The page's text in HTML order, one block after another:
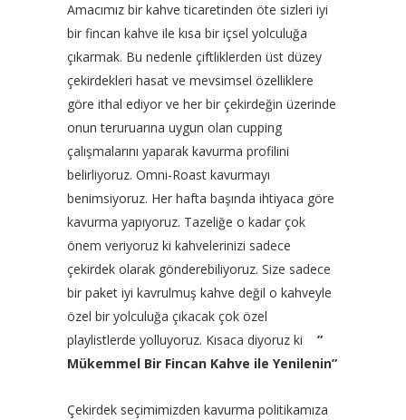
Amacımız bir kahve ticaretinden öte sizleri iyi
bir fincan kahve ile kısa bir içsel yolculuğa
çıkarmak. Bu nedenle çiftliklerden üst düzey
çekirdekleri hasat ve mevsimsel özelliklere
göre ithal ediyor ve her bir çekirdeğin üzerinde
onun teruruarına uygun olan cupping
çalışmalarını yaparak kavurma profilini
belirliyoruz. Omni-Roast kavurmayı
benimsiyoruz. Her hafta başında ihtiyaca göre
kavurma yapıyoruz. Tazeliğe o kadar çok
önem veriyoruz ki kahvelerinizi sadece
çekirdek olarak gönderebiliyoruz. Size sadece
bir paket iyi kavrulmuş kahve değil o kahveyle
özel bir yolculuğa çıkacak çok özel
playlistlerde yolluyoruz. Kısaca diyoruz ki ”
Mükemmel Bir Fincan Kahve ile Yenilenin”
Çekirdek seçimimizden kavurma politikamıza